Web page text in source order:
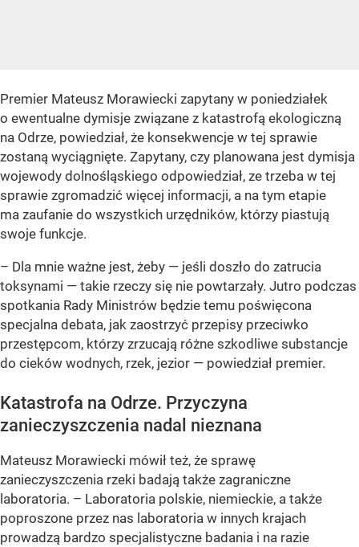
Premier Mateusz Morawiecki zapytany w poniedziałek
o ewentualne dymisje związane z katastrofą ekologiczną
na Odrze, powiedział, że konsekwencje w tej sprawie
zostaną wyciągnięte. Zapytany, czy planowana jest dymisja
wojewody dolnośląskiego odpowiedział, ze trzeba w tej
sprawie zgromadzić więcej informacji, a na tym etapie
ma zaufanie do wszystkich urzędników, którzy piastują
swoje funkcje.
– Dla mnie ważne jest, żeby — jeśli doszło do zatrucia
toksynami — takie rzeczy się nie powtarzały. Jutro podczas
spotkania Rady Ministrów będzie temu poświęcona
specjalna debata, jak zaostrzyć przepisy przeciwko
przestępcom, którzy zrzucają różne szkodliwe substancje
do cieków wodnych, rzek, jezior — powiedział premier.
Katastrofa na Odrze. Przyczyna
zanieczyszczenia nadal nieznana
Mateusz Morawiecki mówił też, że sprawę
zanieczyszczenia rzeki badają także zagraniczne
laboratoria. – Laboratoria polskie, niemieckie, a także
poproszone przez nas laboratoria w innych krajach
prowadzą bardzo specjalistyczne badania i na razie